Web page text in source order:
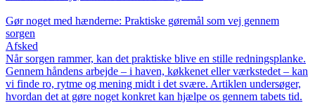
Gør noget med hænderne: Praktiske gøremål som vej gennem
sorgen
Afsked
Når sorgen rammer, kan det praktiske blive en stille redningsplanke.
Gennem håndens arbejde – i haven, køkkenet eller værkstedet – kan
vi finde ro, rytme og mening midt i det svære. Artiklen undersøger,
hvordan det at gøre noget konkret kan hjælpe os gennem tabets tid.